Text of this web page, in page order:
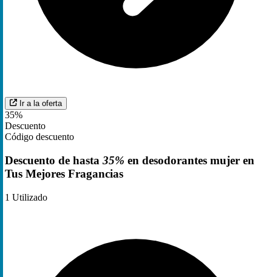
Ir a la oferta
35%
Descuento
Código descuento
Descuento de hasta 35% en desodorantes mujer en
Tus Mejores Fragancias
1 Utilizado